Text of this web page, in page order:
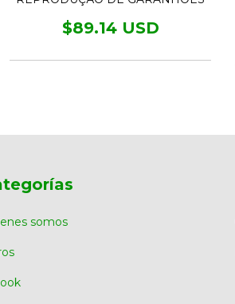
$89.14 USD
somos